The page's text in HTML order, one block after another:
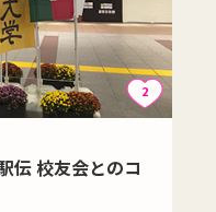
2
伝 校友会とのコ